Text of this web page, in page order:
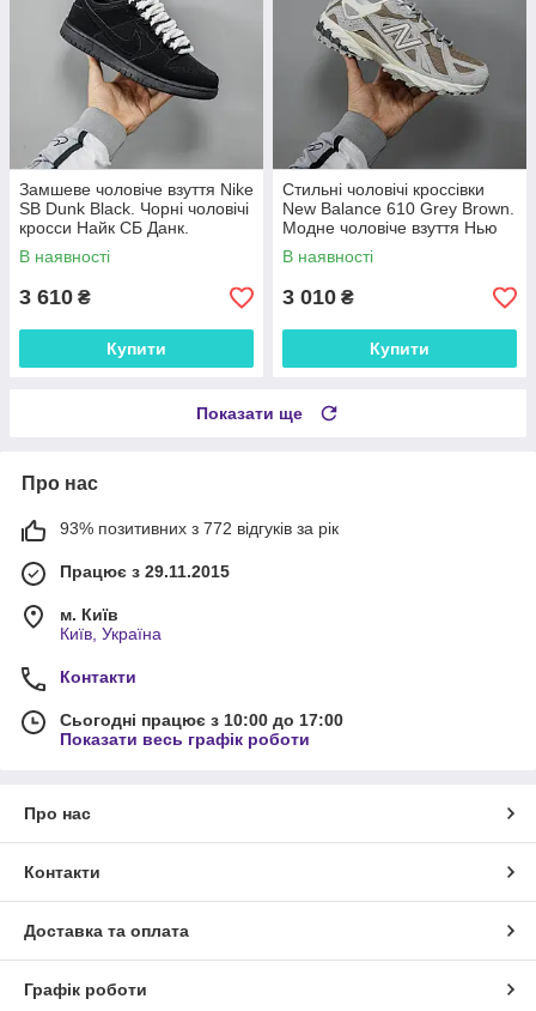
Замшеве чоловіче взуття Nike
SB Dunk Black. Чорні чоловічі
кросси Найк СБ Данк.
В наявності
3 610 ₴
Купити
Стильні чоловічі кроссівки
New Balance 610 Grey Brown.
Модне чоловіче взуття Нью
Беленс 610.
В наявності
3 010 ₴
Купити
Показати ще
Про нас
93% позитивних з 772 відгуків за рік
Працює з 29.11.2015
м. Київ
Київ, Україна
Контакти
Сьогодні працює з 10:00 до 17:00
Показати весь графік роботи
Про нас
Контакти
Доставка та оплата
Графік роботи